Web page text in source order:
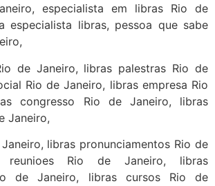
especialista em libras Rio de
especialista libras, pessoa que sabe
de Janeiro, libras palestras Rio de
Rio de Janeiro, libras empresa Rio
congresso Rio de Janeiro, libras
Janeiro,
libras pronunciamentos Rio de
reunioes Rio de Janeiro, libras
de Janeiro, libras cursos Rio de